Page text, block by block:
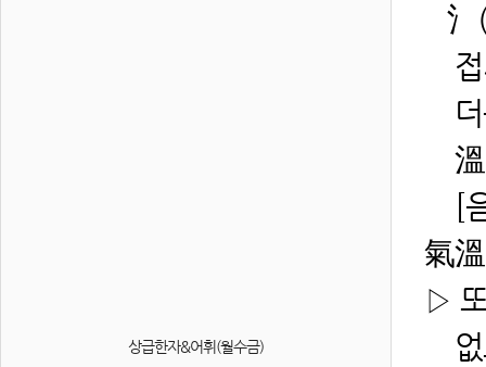
상급한자&어휘(월수금)
氵
접
더
溫
[
氣
▷
없